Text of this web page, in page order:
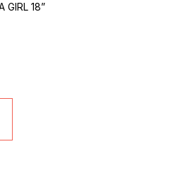
GIRL 18”